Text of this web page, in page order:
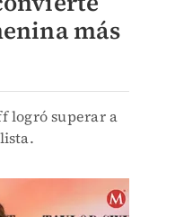
más
logró superar a